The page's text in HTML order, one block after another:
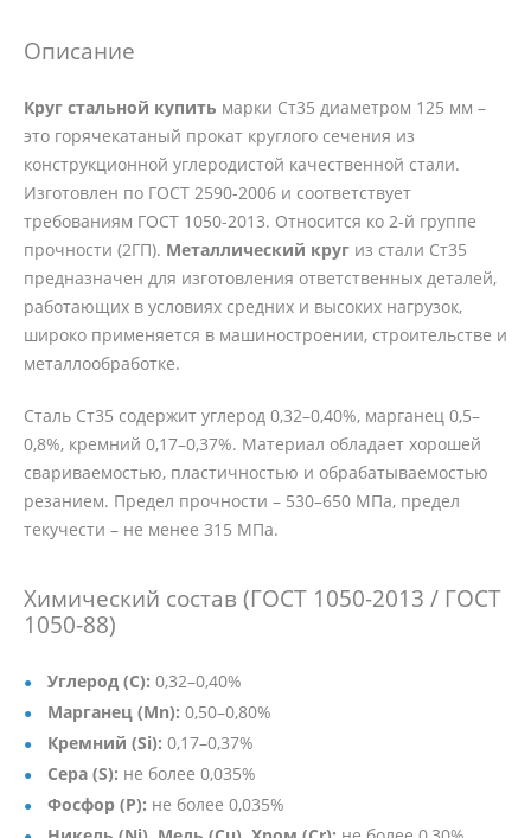
Описание
Круг стальной купить марки Ст35 диаметром 125 мм –
это горячекатаный прокат круглого сечения из
конструкционной углеродистой качественной стали.
Изготовлен по ГОСТ 2590-2006 и соответствует
требованиям ГОСТ 1050-2013. Относится ко 2-й группе
прочности (2ГП). Металлический круг из стали Ст35
предназначен для изготовления ответственных деталей,
работающих в условиях средних и высоких нагрузок,
широко применяется в машиностроении, строительстве и
металлообработке.
Сталь Ст35 содержит углерод 0,32–0,40%, марганец 0,5–
0,8%, кремний 0,17–0,37%. Материал обладает хорошей
свариваемостью, пластичностью и обрабатываемостью
резанием. Предел прочности – 530–650 МПа, предел
текучести – не менее 315 МПа.
Химический состав (ГОСТ 1050-2013 / ГОСТ
1050-88)
Углерод (C): 0,32–0,40%
Марганец (Mn): 0,50–0,80%
Кремний (Si): 0,17–0,37%
Сера (S): не более 0,035%
Фосфор (P): не более 0,035%